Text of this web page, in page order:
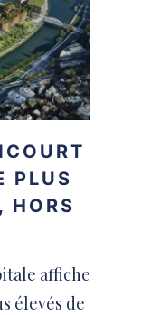
PLUS
HORS
affiche
élevés de